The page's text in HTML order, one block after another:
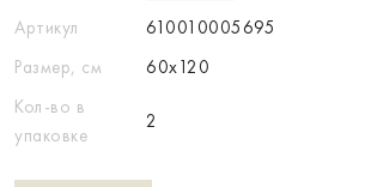
Артикул
610010005695
Размер, см
60x120
Кол-во в
упаковке
2